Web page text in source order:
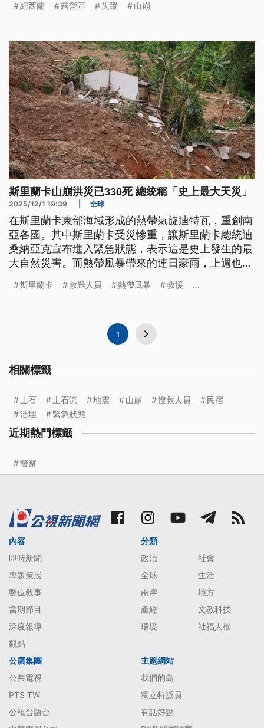
紐西蘭 露營區 失蹤 山崩
斯里蘭卡山崩洪災已330死 總統稱「史上最大天災」
2025/12/1 19:39 全球
在斯里蘭卡東部海域形成的熱帶氣旋迪特瓦，重創南
亞各國。其中斯里蘭卡受災慘重，讓斯里蘭卡總統迪
桑納亞克宣布進入緊急狀態，表示這是史上發生的最
大自然災害。而熱帶風暴帶來的連日豪雨，上週也重
900人罹難。
斯里蘭卡 救難人員 熱帶風暴 救援 ...
1
相關標籤
土石 土石流 地震 山崩 搜救人員
民宿
活埋
緊急狀態
近期熱門標籤
警察
內容
即時新聞
專題策展
數位敘事
當期節目
深度報導
觀點
分類
政治
社會
全球
生活
兩岸
地方
產經
文教科技
環境
社福人權
公廣集團
公共電視
PTS TW
公視台語台
主題網站
我們的島
獨立特派員
有話好說